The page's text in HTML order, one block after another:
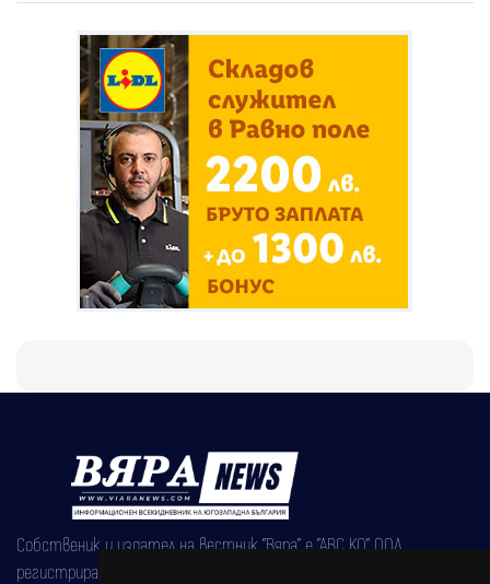
Собственик и издател на вестник "Вяра" е "АВС КО" ООД,
регистрирана на 08.05.2002 година.